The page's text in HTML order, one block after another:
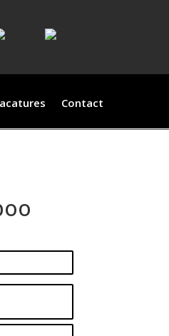
Contact